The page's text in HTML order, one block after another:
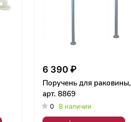
6 390 ₽
Поручень для раковины,
арт. 8869
0 В наличии